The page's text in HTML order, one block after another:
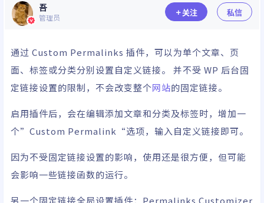
吾
管理员 关注 私信
通过 Custom Permalinks 插件，可以为单个文章、页
面、标签或分类分别设置自定义链接。 并不受 WP 后台固
定链接设置的限制，不会改变整个网站的固定链接。
启用插件后，会在编辑添加文章和分类及标签时，增加一
个”Custom Permalink“选项，输入自定义链接即可。
因为不受固定链接设置的影响，使用还是很方便，但可能
会影响一些链接函数的运行。
另一个固定链接全局设置插件：Permalinks Customizer